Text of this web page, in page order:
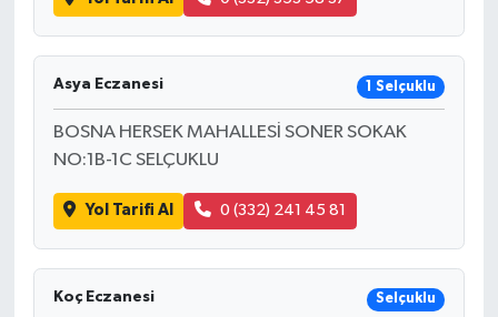
Asya Eczanesi 1 Selçuklu
BOSNA HERSEK MAHALLESİ SONER SOKAK
NO:1B-1C SELÇUKLU
Yol Tarifi Al 0 (332) 241 45 81
Koç Eczanesi Selçuklu